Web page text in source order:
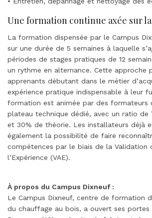
Une formation continue axée sur
La formation dispensée par le Campus
sur une durée de 5 semaines à laquelle
périodes de stages pratiques de 12
un rythme en alternance. Cette approche
apprenants débutant dans le métier
expérience pratique indispensable à leur
formation est animée par des formateurs
plateau technique dédié, avec un ratio de
et 30% de théorie. Les installateurs déjà
également la possibilité de faire
compétences par le biais de la Validation
l’Expérience (VAE).
À propos du Campus Dixneuf :
Le Campus Dixneuf, centre de formation
du chauffage au bois, a ouvert ses portes